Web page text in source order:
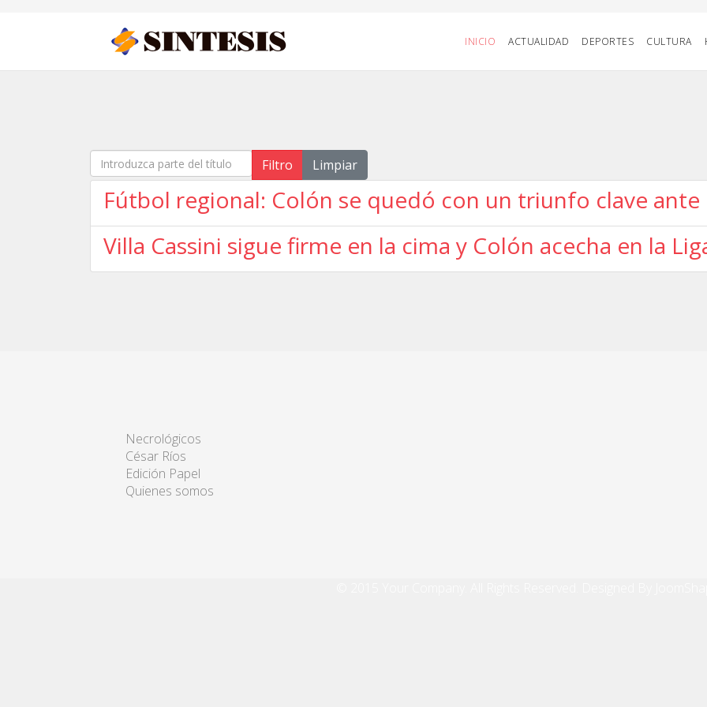
INICIO ACTUALIDAD DEPORTES CULTURA
Introduzca parte del título Filtro Limpiar
Fútbol regional: Colón se quedó con un triunfo clave
Villa Cassini sigue firme en la cima y Colón acecha en la
Necrológicos
César Ríos
Edición Papel
Quienes somos